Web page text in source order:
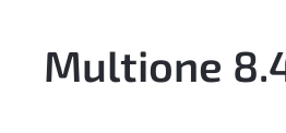
Multione